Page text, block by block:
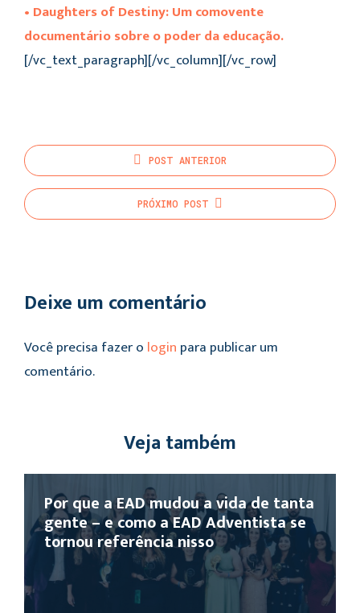
• Daughters of Destiny: Um comovente
documentário sobre o poder da educação.
[/vc_text_paragraph][/vc_column][/vc_row]
POST ANTERIOR
PRÓXIMO POST
Deixe um comentário
Você precisa fazer o login para publicar um
comentário.
Veja também
Por que a EAD mudou a vida de tanta
gente – e como a EAD Adventista se
tornou referência nisso